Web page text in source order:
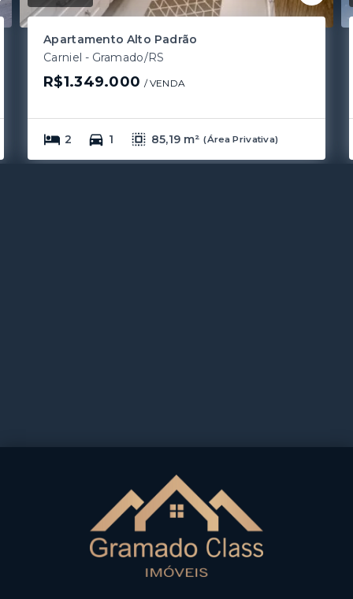
Apartamento Alto Padrão
Carniel - Gramado/RS
R$1.349.000 / VENDA
2 1 85,19 m² (Área Privativa)